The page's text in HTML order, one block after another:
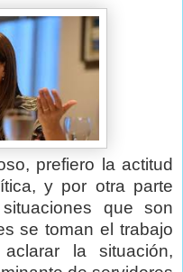
prefiero la actitud
y por otra parte
que son
se toman el trabajo
la situación,